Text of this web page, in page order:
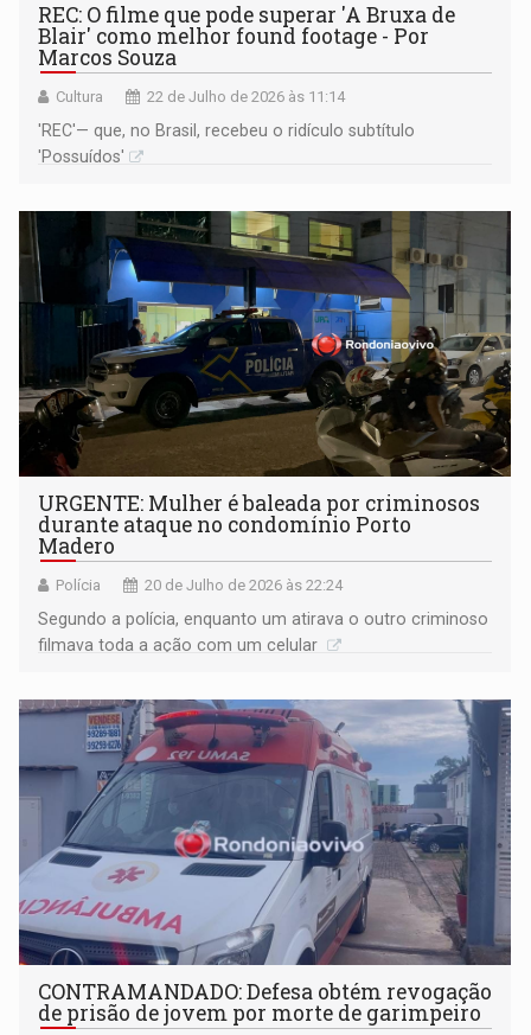
REC: O filme que pode superar 'A Bruxa de
Blair' como melhor found footage - Por
Marcos Souza
Cultura 22 de Julho de 2026 às 11:14
'REC'— que, no Brasil, recebeu o ridículo subtítulo
'Possuídos'
URGENTE: Mulher é baleada por criminosos
durante ataque no condomínio Porto
Madero
Polícia 20 de Julho de 2026 às 22:24
Segundo a polícia, enquanto um atirava o outro criminoso
filmava toda a ação com um celular
CONTRAMANDADO: Defesa obtém revogação
de prisão de jovem por morte de garimpeiro